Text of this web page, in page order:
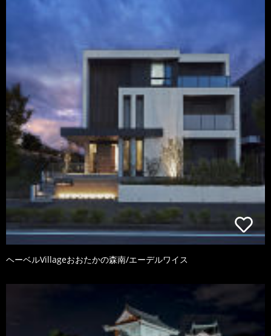
ヘーベルVillageおおたかの森南/エーデルワイス